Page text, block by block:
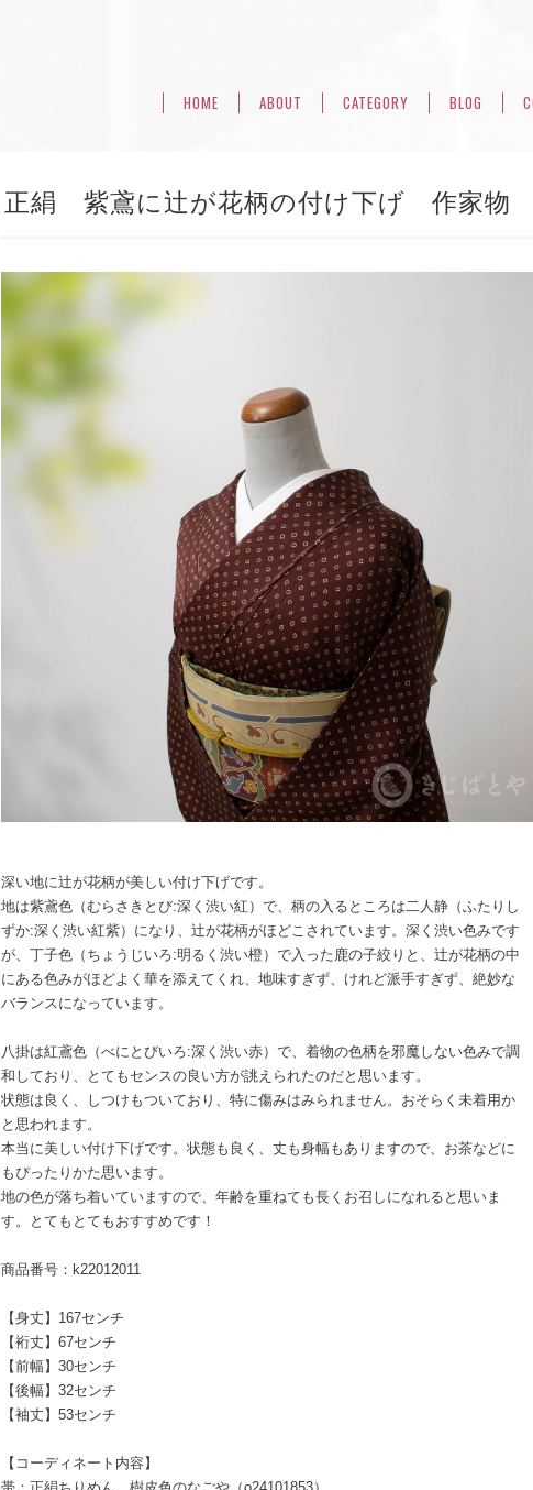
HOME ABOUT CATEGORY BLOG
正絹 紫鳶に辻が花柄の付け下げ 作家物
深い地に辻が花柄が美しい付け下げです。
地は紫鳶色（むらさきとび:深く渋い紅）で、柄の入るところは二人静（ふたりし
ずか:深く渋い紅紫）になり、辻が花柄がほどこされています。深く渋い色みです
が、丁子色（ちょうじいろ:明るく渋い橙）で入った鹿の子絞りと、辻が花柄の中
にある色みがほどよく華を添えてくれ、地味すぎず、けれど派手すぎず、絶妙な
バランスになっています。
八掛は紅鳶色（べにとびいろ:深く渋い赤）で、着物の色柄を邪魔しない色みで調
和しており、とてもセンスの良い方が誂えられたのだと思います。
状態は良く、しつけもついており、特に傷みはみられません。おそらく未着用か
と思われます。
本当に美しい付け下げです。状態も良く、丈も身幅もありますので、お茶などに
もぴったりかた思います。
地の色が落ち着いていますので、年齢を重ねても長くお召しになれると思いま
す。とてもとてもおすすめです！
商品番号：k22012011
【身丈】167センチ
【裄丈】67センチ
【前幅】30センチ
【後幅】32センチ
【袖丈】53センチ
【コーディネート内容】